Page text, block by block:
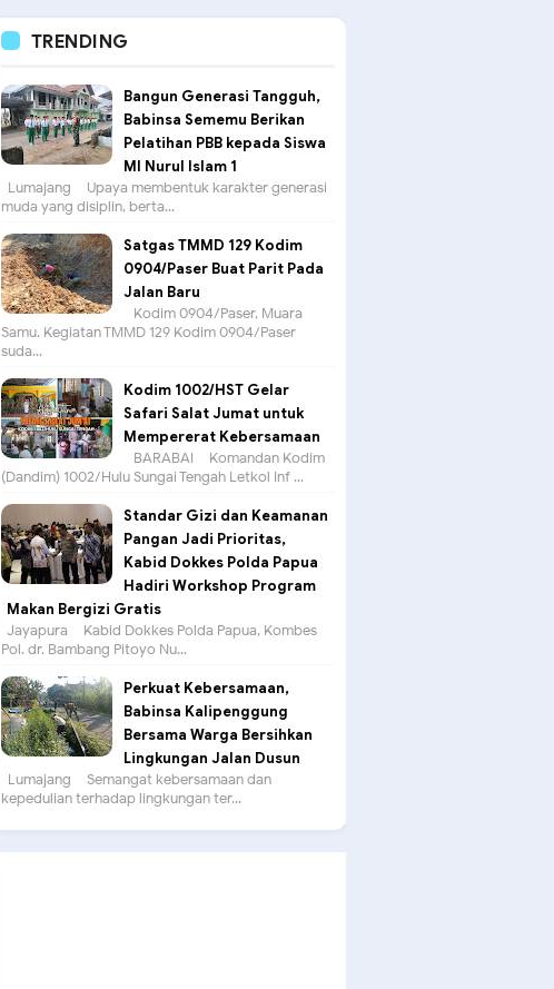
TRENDING
Bangun Generasi Tangguh,
Babinsa Sememu Berikan
Pelatihan PBB kepada Siswa
MI Nurul Islam 1
Lumajang – Upaya membentuk karakter generasi
muda yang disiplin, berta...
Satgas TMMD 129 Kodim
0904/Paser Buat Parit Pada
Jalan Baru
Kodim 0904/Paser, Muara
Samu. Kegiatan TMMD 129 Kodim 0904/Paser
suda...
Kodim 1002/HST Gelar
Safari Salat Jumat untuk
Mempererat Kebersamaan
BARABAI – Komandan Kodim
(Dandim) 1002/Hulu Sungai Tengah Letkol Inf ...
Standar Gizi dan Keamanan
Pangan Jadi Prioritas,
Kabid Dokkes Polda Papua
Hadiri Workshop Program
Makan Bergizi Gratis
Jayapura – Kabid Dokkes Polda Papua, Kombes
Pol. dr. Bambang Pitoyo Nu...
Perkuat Kebersamaan,
Babinsa Kalipenggung
Bersama Warga Bersihkan
Lingkungan Jalan Dusun
Lumajang – Semangat kebersamaan dan
kepedulian terhadap lingkungan ter...